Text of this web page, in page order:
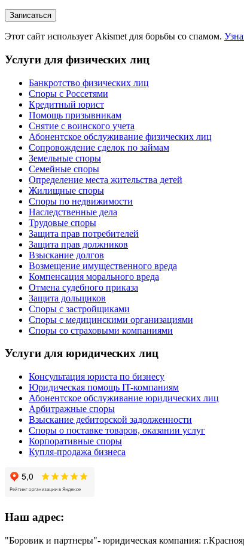
Этот сайт использует Akismet для борьбы со спамом.
Услуги для физических лиц
Банкротство физических лиц
Споры с Россетями
Кредитный юрист
Помощь призывникам
Снятие с воинского учета
Абонентское обслуживание физических лиц
Cопровождение сделок по займам
Земельные споры
Семейные споры
Определение места жительства детей
Жилищные споры
Споры по недвижимости
Наследственные дела
Трудовые споры
Защита прав потребителей
Защита прав должников
Взыскание долгов
Возмещение имущественного вреда
Компенсация морального вреда
Отмена судебного приказа
Защита дольщиков
Споры с застройщиками
Споры с медицинскими организациями
Споры со страховыми компаниями
Услуги для юридических лиц
Консультация юриста по бизнесу
Юридическая помощь IT-компаниям
Абонентское обслуживание юридических лиц
Арбитражные споры
Взыскание дебиторской задолженности
Споры о поставке товаров, оказании услуг
Корпоративные споры
Купля-продажа бизнеса
Наш адрес:
"Боровик и партнеры"- юридическая компания: